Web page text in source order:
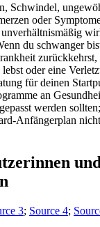
Schwindel,
oder
du schwanger
zurückkehrst,
oder eine
für deinen
an
werden
Anfängerplan
3; Source 4;